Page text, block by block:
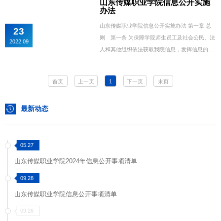
23
2022.09
山东传媒职业学院信息公开实施
办法
​山东传媒职业学院信息公开实施办法 第一章 总
则 第一条 为保障学院师生员工及社会公民、法
人和其他组织依法获取我院信息，发挥信息的社
息公开办法》（教育部令第29号）、《山东省教
首页 上一页 1 下一页 末页
最新动态
05.27
山东传媒职业学院2024年信息公开事项清单
09.28
山东传媒职业学院信息公开事项清单
09.26